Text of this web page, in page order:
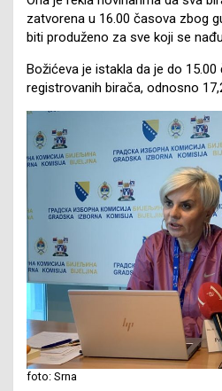
zatvorena u 16.00 časova zbog
biti produženo za sve koji se
Božićeva je istakla da je do
registrovanih birača, odnosno
foto: Srna